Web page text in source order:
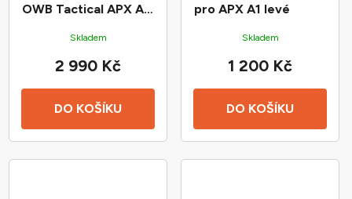
OWB Tactical APX A1
Skladem
DO KOŠÍKU
2 990 Kč
pro APX A1 levé
Skladem
DO KOŠÍKU
1 200 Kč